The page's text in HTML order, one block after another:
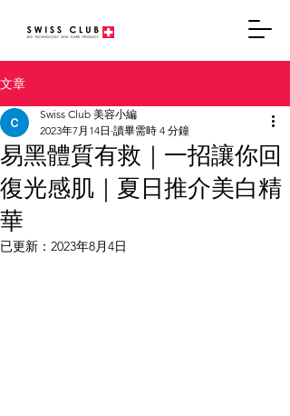
文章
易黑體質有救｜一招讓你回
復光感肌｜夏日推介美白精
華
Swiss Club 美容小編
2023年7月14日 讀畢需時 4 分鐘
已更新： 2023年8月4日